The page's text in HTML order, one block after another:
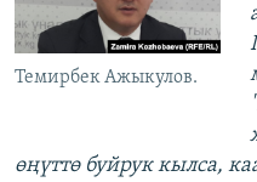
Темирбек Ажыкулов.
өңүттө буйрук кылса,